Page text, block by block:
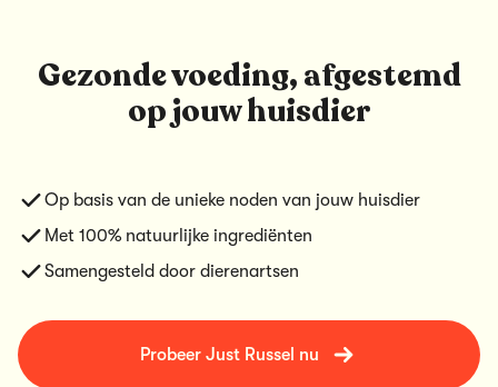
Gezonde voeding, afgestemd
op jouw huisdier
Op basis van de unieke noden van jouw huisdier
Met 100% natuurlijke ingrediënten
Samengesteld door dierenartsen
Probeer Just Russel nu